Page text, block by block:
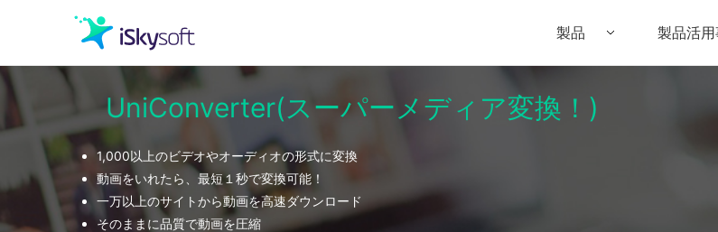
製品
クリエイティビティ
オフィス効率化
ユーティリティ
Filmora（フィモーラ） UniConverter(スー
製品活
UniConverter(スーパーメディア変換！)
1,000以上のビデオやオーディオの形式に変換
動画をいれたら、最短１秒で変換可能！
一万以上のサイトから動画を高速ダウンロード
そのままに品質で動画を圧縮